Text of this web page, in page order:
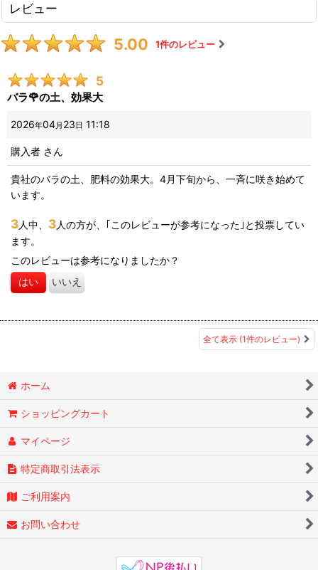
レビュー
5.00 1件のレビュー
5
バラ🌹の土、効果大
2026年04月 23 日 11:18
購入者 さん
貴社のバラの土、肥料の効果大。4月下旬から、一斉に咲き始めて
います。
3人中、 3人の方が、｢このレビューが参考になった｣と投票してい
ます。
このレビューは参考になりましたか？
はい いいえ
全て表示 (1件のレビュー)
ホーム
ショッピングカート
マイページ
特定商取引法表示
ご利用案内
お問い合わせ